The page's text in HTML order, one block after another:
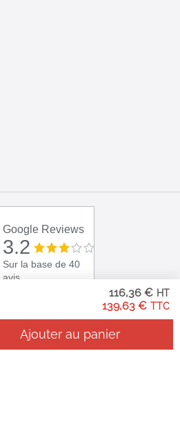
139,63 €
116,36 €
Ajouter au panier
Google Reviews
3.2
Sur la base de 40
avis